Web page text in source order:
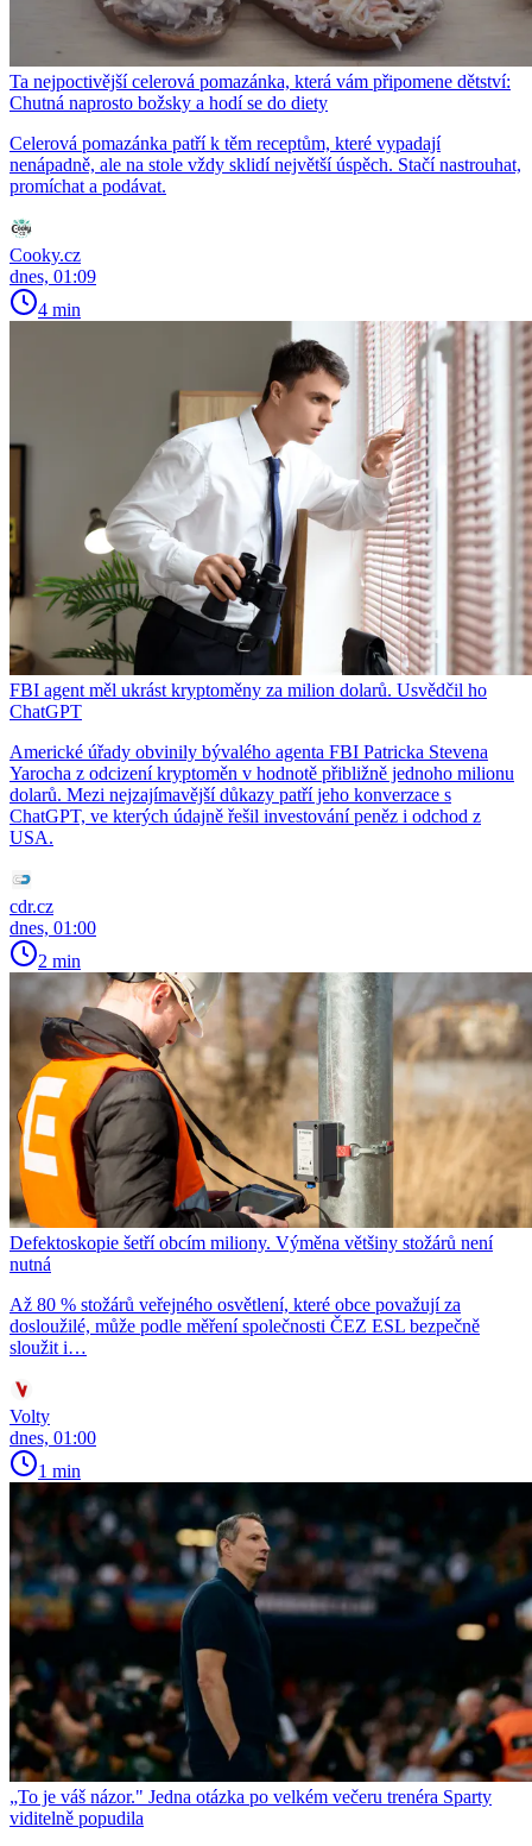
Ta nejpoctivější celerová pomazánka, která vám připomene dětství:
Chutná naprosto božsky a hodí se do diety
Celerová pomazánka patří k těm receptům, které vypadají
nenápadně, ale na stole vždy sklidí největší úspěch. Stačí nastrouhat,
promíchat a podávat.
Cooky.cz
dnes, 01:09
4 min
FBI agent měl ukrást kryptoměny za milion dolarů. Usvědčil ho
ChatGPT
Americké úřady obvinily bývalého agenta FBI Patricka Stevena
Yarocha z odcizení kryptoměn v hodnotě přibližně jednoho milionu
dolarů. Mezi nejzajímavější důkazy patří jeho konverzace s
ChatGPT, ve kterých údajně řešil investování peněz i odchod z
USA.
cdr.cz
dnes, 01:00
2 min
Defektoskopie šetří obcím miliony. Výměna většiny stožárů není
nutná
Až 80 % stožárů veřejného osvětlení, které obce považují za
dosloužilé, může podle měření společnosti ČEZ ESL bezpečně
sloužit i…
Volty
dnes, 01:00
1 min
„To je váš názor." Jedna otázka po velkém večeru trenéra Sparty
viditelně popudila